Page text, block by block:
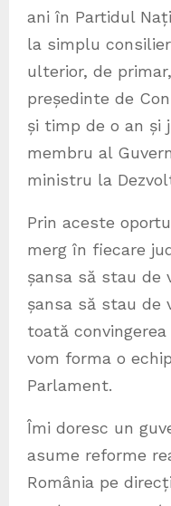
ani în Partidul
la simplu
ulterior, de
președinte de
și timp de o an și
membru al
ministru la
Prin aceste
merg în fiecare
șansa să stau de
șansa să stau de
toată
vom forma o
Parlament.
Îmi doresc un
asume reforme
România pe